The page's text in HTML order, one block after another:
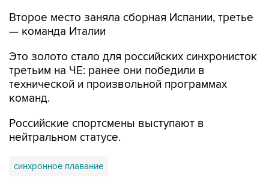
Второе место заняла сборная Испании, третье
— команда Италии
Это золото стало для российских синхронисток
третьим на ЧЕ: ранее они победили в
технической и произвольной программах
команд.
Российские спортсмены выступают в
нейтральном статусе.
синхронное плавание